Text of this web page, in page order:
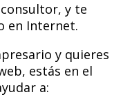
y te
en Internet.
y quieres
estás en el
a: